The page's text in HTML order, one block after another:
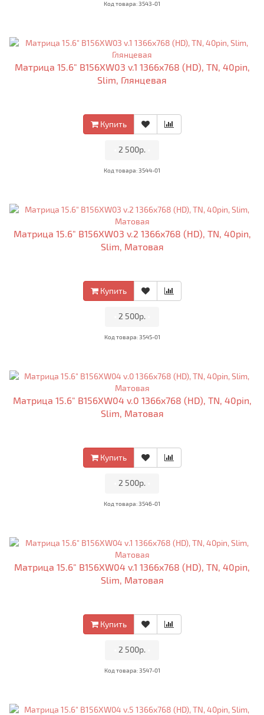
Код товара: 3543-01
Матрица 15.6" B156XW03 v.1 1366x768 (HD), TN, 40pin,
Slim, Глянцевая
Купить
2 500р.
Код товара: 3544-01
Матрица 15.6" B156XW03 v.2 1366x768 (HD), TN, 40pin,
Slim, Матовая
Купить
2 500р.
Код товара: 3545-01
Матрица 15.6" B156XW04 v.0 1366x768 (HD), TN, 40pin,
Slim, Матовая
Купить
2 500р.
Код товара: 3546-01
Матрица 15.6" B156XW04 v.1 1366x768 (HD), TN, 40pin,
Slim, Матовая
Купить
2 500р.
Код товара: 3547-01